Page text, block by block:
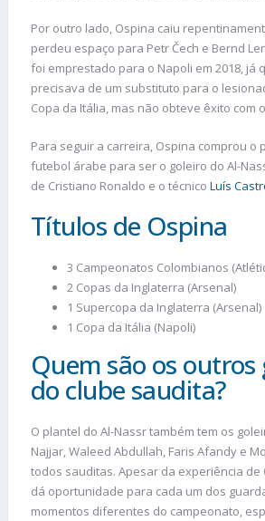
Por outro lado, Ospina caiu
perdeu espaço para Petr Čech e Bernd
foi emprestado para o Napoli em 2018, já
precisava de um substituto para o
Copa da Itália, mas não obteve êxito com
Para seguir a carreira, Ospina comprou o
futebol árabe para ser o goleiro do Al-
de Cristiano Ronaldo e o técnico Luís
Títulos de Ospina
3 Campeonatos Colombianos
2 Copas da Inglaterra (Arsenal)
1 Supercopa da Inglaterra (Arsenal)
1 Copa da Itália (Napoli)
Quem são os outros
do clube saudita?
O plantel do Al-Nassr também tem os
Najjar, Waleed Abdullah, Faris Afandy e
todos sauditas. Apesar da experiência de
dá oportunidade para cada um dos
momentos diferentes do campeonato,